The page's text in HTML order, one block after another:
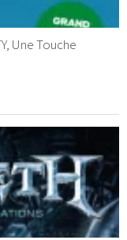
Une Touche